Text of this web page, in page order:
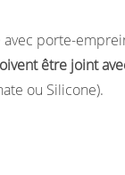
porte-
être joint
ou Silicone).